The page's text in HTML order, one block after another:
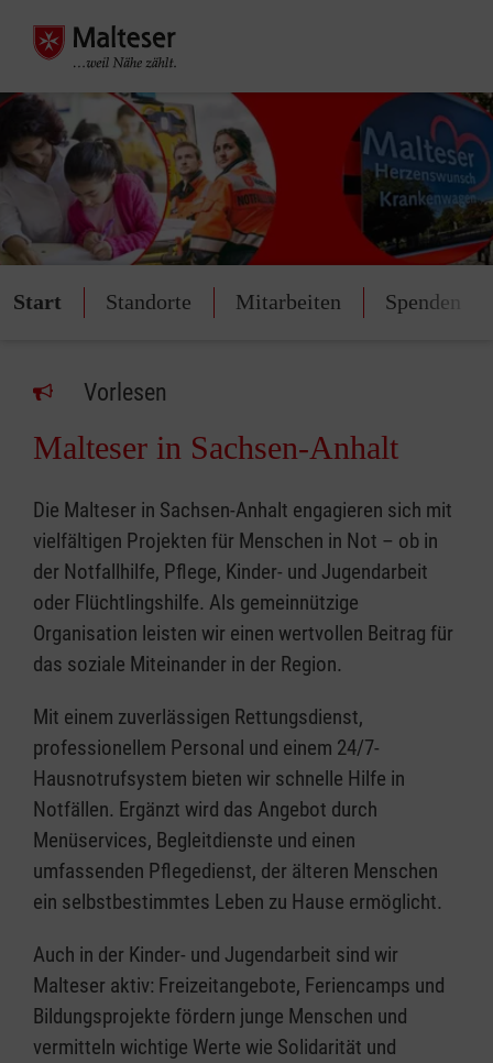
Start Standorte Mitarbeiten Spenden
Vorlesen
Malteser in Sachsen-Anhalt
Die Malteser in Sachsen-Anhalt engagieren sich mit
vielfältigen Projekten für Menschen in Not – ob in
der Notfallhilfe, Pflege, Kinder- und Jugendarbeit
oder Flüchtlingshilfe. Als gemeinnützige
Organisation leisten wir einen wertvollen Beitrag für
das soziale Miteinander in der Region.
Mit einem zuverlässigen Rettungsdienst,
professionellem Personal und einem 24/7-
Hausnotrufsystem bieten wir schnelle Hilfe in
Notfällen. Ergänzt wird das Angebot durch
Menüservices, Begleitdienste und einen
umfassenden Pflegedienst, der älteren Menschen
ein selbstbestimmtes Leben zu Hause ermöglicht.
Auch in der Kinder- und Jugendarbeit sind wir
Malteser aktiv: Freizeitangebote, Feriencamps und
Bildungsprojekte fördern junge Menschen und
vermitteln wichtige Werte wie Solidarität und